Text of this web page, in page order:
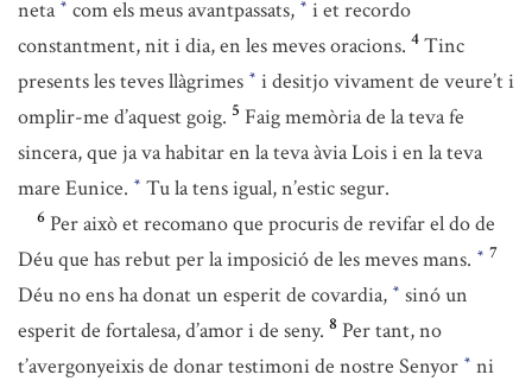
neta * com els meus avantpassats, * i et recordo
constantment, nit i dia, en les meves oracions. 4 Tinc
presents les teves llàgrimes * i desitjo vivament de veure’t i
omplir-me d’aquest goig. 5 Faig memòria de la teva fe
sincera, que ja va habitar en la teva àvia Lois i en la teva
mare Eunice. * Tu la tens igual, n’estic segur.
6 Per això et recomano que procuris de revifar el do de
Déu que has rebut per la imposició de les meves mans. * 7
Déu no ens ha donat un esperit de covardia, * sinó un
esperit de fortalesa, d’amor i de seny. 8 Per tant, no
t’avergonyeixis de donar testimoni de nostre Senyor * ni